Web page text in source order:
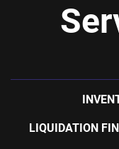
LIQUIDATION